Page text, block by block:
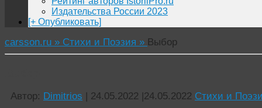
Издательства России 2023
[+ Опубликовать]
carsson.ru » Стихи и Поэзия » Выбор
Автор: Dimitrios | 24.05.2022 |24.05.2022 Стихи и